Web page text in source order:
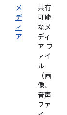
メ
デ
ィ
ア
共有
可能
なメ
ディ
ア フ
ァイ
ル
（画
像、
音声
ファ